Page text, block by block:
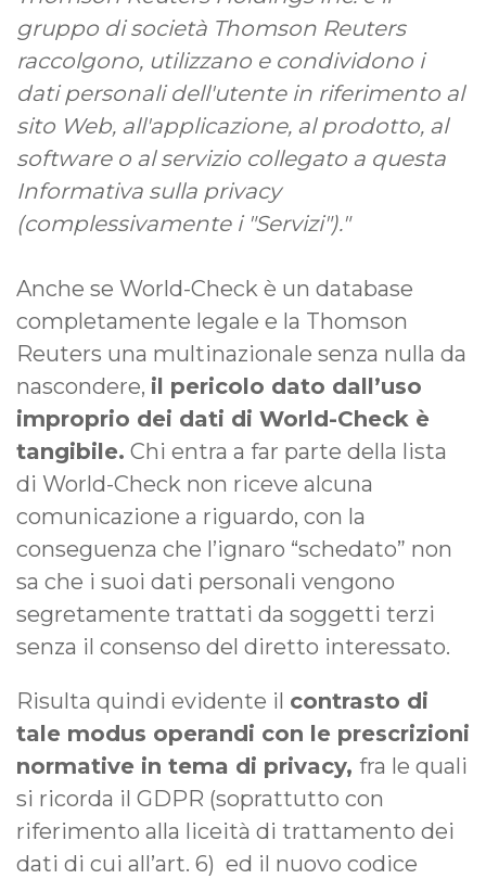
gruppo di società Thomson Reuters
raccolgono, utilizzano e condividono i
dati personali dell'utente in riferimento al
sito Web, all'applicazione, al prodotto, al
software o al servizio collegato a questa
Informativa sulla privacy
(complessivamente i "Servizi")."
Anche se World-Check è un database
completamente legale e la Thomson
Reuters una multinazionale senza nulla da
nascondere, il pericolo dato dall’uso
improprio dei dati di World-Check è
tangibile. Chi entra a far parte della lista
di World-Check non riceve alcuna
comunicazione a riguardo, con la
conseguenza che l’ignaro “schedato” non
sa che i suoi dati personali vengono
segretamente trattati da soggetti terzi
senza il consenso del diretto interessato.
Risulta quindi evidente il contrasto di
tale modus operandi con le prescrizioni
normative in tema di privacy, fra le quali
si ricorda il GDPR (soprattutto con
riferimento alla liceità di trattamento dei
dati di cui all’art. 6) ed il nuovo codice